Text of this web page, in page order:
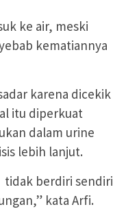
ke air, meski
kematiannya
karena dicekik
itu diperkuat
dalam urine
lebih lanjut.
tidak berdiri sendiri
kata Arfi.